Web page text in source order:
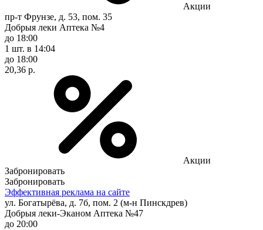
Акции
пр-т Фрунзе, д. 53, пом. 35
Добрыя леки Аптека №4
до 18:00
1 шт. в 14:04
до 18:00
20,36 р.
Акции
Забронировать
Забронировать
Эффективная реклама на сайте
ул. Богатырёва, д. 7б, пом. 2 (м-н Пинскдрев)
Добрыя леки-Эканом Аптека №47
до 20:00